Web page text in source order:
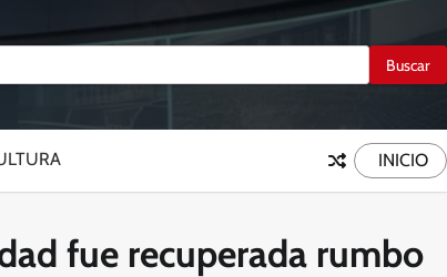
INICIO
fue recuperada rumbo